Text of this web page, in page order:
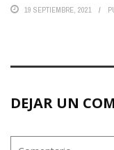
19 SEPTIEMBRE, 2021
DEJAR UN